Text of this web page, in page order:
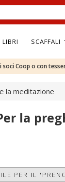
LIBRI SCAFFALI
Coop o con
la meditazione
la
PER IL